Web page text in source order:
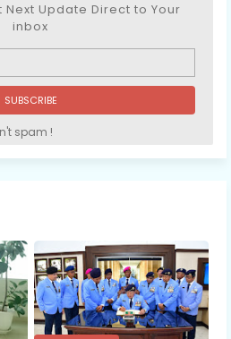
Update Direct to Your
inbox
spam !